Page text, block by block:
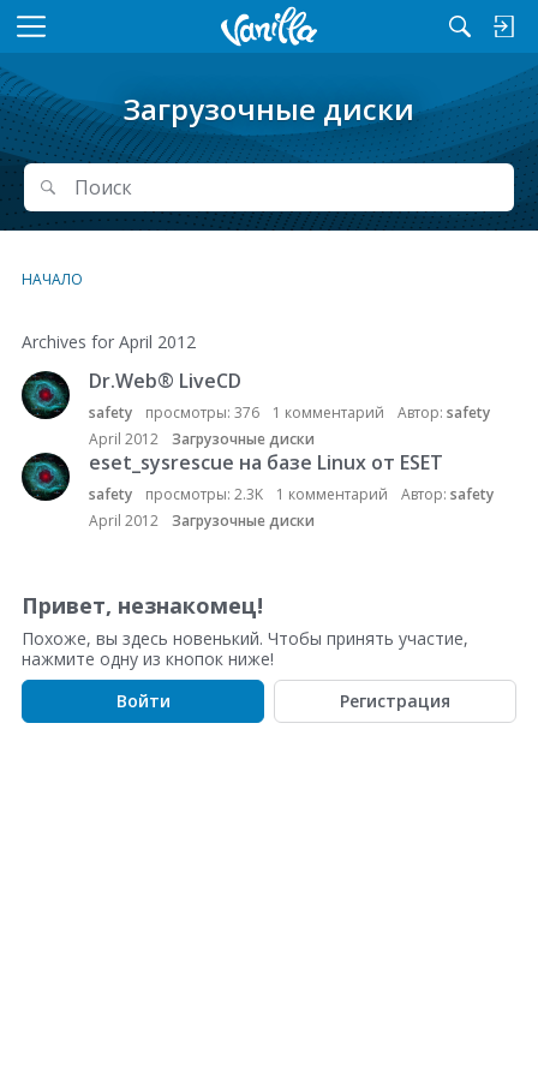
M
n
u
Загрузочные диски
Поиск
Поиск
НАЧАЛО
Archives for April 2012
С
п
с
о
с
у
ж
д
н
Dr.Web® LiveCD
safety просмотры: 376 1 комментарий Автор: safety
April 2012
Загрузочные диски
eset_sysrescue на базе Linux от ESET
safety просмотры: 2.3K 1 комментарий Автор: safety
April 2012
Загрузочные диски
Привет, незнакомец!
Похоже, вы здесь новенький. Чтобы принять участие,
нажмите одну из кнопок ниже!
Войти
Регистрация